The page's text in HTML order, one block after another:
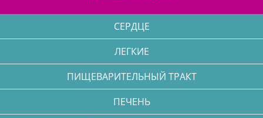
СЕРДЦЕ
ЛЕГКИЕ
ПИЩЕВАРИТЕЛЬНЫЙ ТРАКТ
ПЕЧЕНЬ